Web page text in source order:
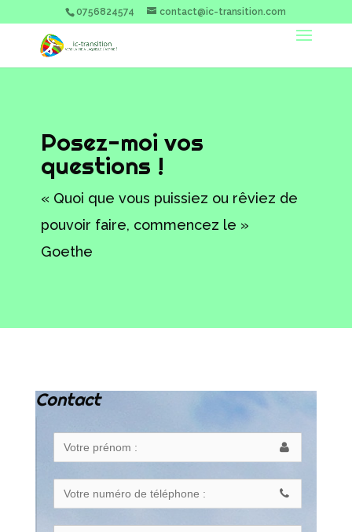
0756824574 contact@ic-transition.com
Posez-moi vos
questions !
« Quoi que vous puissiez ou rêviez de
pouvoir faire, commencez le »
Goethe
Contact